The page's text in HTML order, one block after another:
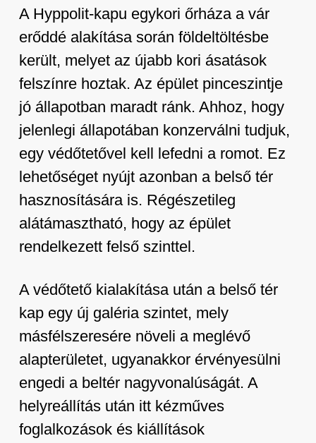
A Hyppolit-kapu egykori őrháza a vár
erőddé alakítása során földeltöltésbe
került, melyet az újabb kori ásatások
felszínre hoztak. Az épület pinceszintje
jó állapotban maradt ránk. Ahhoz, hogy
jelenlegi állapotában konzerválni tudjuk,
egy védőtetővel kell lefedni a romot. Ez
lehetőséget nyújt azonban a belső tér
hasznosítására is. Régészetileg
alátámasztható, hogy az épület
rendelkezett felső szinttel.
A védőtető kialakítása után a belső tér
kap egy új galéria szintet, mely
másfélszeresére növeli a meglévő
alapterületet, ugyanakkor érvényesülni
engedi a beltér nagyvonalúságát. A
helyreállítás után itt kézműves
foglalkozások és kiállítások